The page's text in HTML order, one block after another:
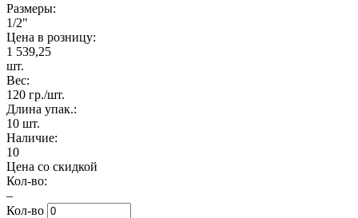
Размеры:
1/2"
Цена в розницу:
1 539,25
шт.
Вес:
120 гр./шт.
Длина упак.:
10 шт.
Наличие:
10
Цена со скидкой
Кол-во:
–
Кол-во